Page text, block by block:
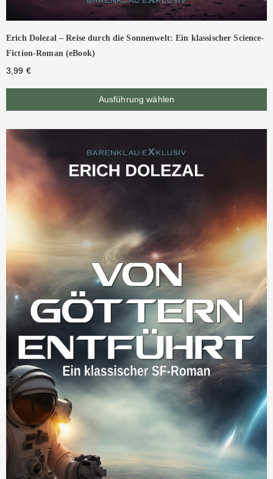
Erich Dolezal – Reise durch die Sonnenwelt: Ein klassischer Science-
Fiction-Roman (eBook)
3,99 €
Ausführung wählen